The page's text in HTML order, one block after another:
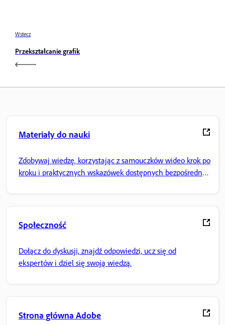
Wstecz
Przekształcanie grafik
Materiały do nauki
Zdobywaj wiedzę, korzystając z samouczków wideo krok po
kroku i praktycznych wskazówek dostępnych bezpośrednio
Społeczność
Dołącz do dyskusji, znajdź odpowiedzi, ucz się od
ekspertów i dziel się swoją wiedzą.
Strona główna Adobe